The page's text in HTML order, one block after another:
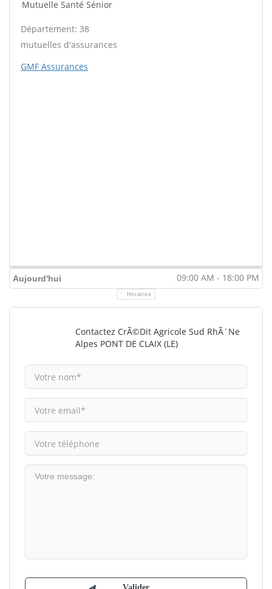
Mutuelle Santé Sénior
Département: 38
mutuelles d'assurances
GMF Assurances
Aujourd'hui 09:00 AM - 18:00 PM
Horaires
Contactez CrÃ©dit Agricole Sud RhÃ´ne
Alpes PONT DE CLAIX (LE)